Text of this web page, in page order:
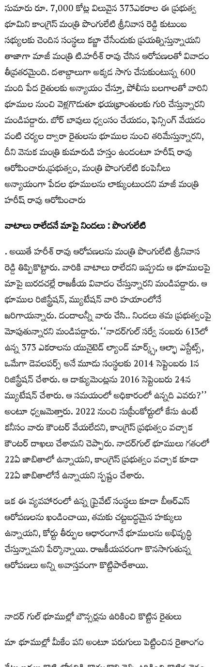
సుమారు రూ. 7,000 కోట్ల విలువైన 373ఎకరాల ఈ ప్రభుత్వ
భూమిని కాంగ్రెస్ మంత్రి పొంగులేటి శ్రీనివాస రెడ్డి కుటుంబ
సభ్యులకు చెందిన సంస్థలు కబ్జా చేసేందుకు ప్రయత్నిస్తున్నాయని
తాజాగా మాజీ మంత్రి టి.హరీశ్ రావు చేసిన ఆరోపణలతో వివాదం
తీవ్రతరమైంది. దశాబ్దాలుగా అక్కడ సాగు చేసుకుంటున్న 600
మంది పేద రైతులకు అన్యాయం చేస్తూ, పోలీసు బలగాలతో వారిని
భూముల నుంచి వెళ్లగొడుతూ భయభ్రాంతులకు గురి చేస్తున్నారని
మండిపడ్డారు. బోర్ బావులు ధ్వంసం చేయడం, ఫెన్సింగ్ వేయడం
వంటి చర్యల ద్వారా రైతులను భూముల నుంచి తరిమేస్తున్నారని,
దీని వెనుక మంత్రి కుమారుడి హస్తం ఉందంటూ హరీష్ రావు
ఆరోపించారు.ప్రభుత్వం, మంత్రి పొంగులేటి కంపెనీలు
అన్యాయంగా పేదల భూములను లాక్కుంటుందని మాజీ మంత్రి
హరీష్ రావు ఆరోపించారు
వాటాలు రాలేదనే మాపై నిందలు : పొంగులేటి
. అయితే హరీశ్ రావు ఆరోపణలను మంత్రి పొంగులేటి శ్రీనివాస
రెడ్డి తిప్పికొట్టారు. వారికి వాటాలు రాలేదని ఇప్పుడు ఆ భూములపై
మాపై బురదచల్లే రాజకీయ వివాదం చేస్తున్నారని మండిపడ్డారు. ఆ
భూముల రిజిస్ట్రేషన్‌, మ్యుటేషన్‌ వారి హయాంలోనే
జరిగాయన్నారు. దందాలన్నీ వారు చేసి.. నిందలు తమ ప్రభుత్వంపై
మోపుతున్నారని మండిపడ్డారు.‘‘నాదర్‌గుల్‌ సర్వే నంబరు 613లో
ఉన్న 373 ఎకరాలను యునైటెడ్‌ ల్యాండ్‌ మార్క్స్‌, ఆల్ఫా ఎస్టేట్స్‌,
ఒమేగా డెవలపర్స్‌ అనే మూడు సంస్థలకు 2014 సెప్టెంబరు 1న
రిజిస్ట్రేషన్‌ చేశారు. ఆ డాక్యుమెంట్లను 2016 సెప్టెంబరు 24న
మ్యుటేషన్‌ చేశారు. ఆ సమయంలో అధికారంలో ఉన్నది ఎవరు?’’
అంటూ ధ్వజమెత్తారు. 2022 నుంచి సుప్రీంకోర్టులో కేసు ఉంటే
కనీసం వారు కౌంటర్‌ వేయలేదని, కాంగ్రెస్‌ ప్రభుత్వం వచ్చాక
కౌంటర్‌ దాఖలు చేశామని చెప్పారు. నాదర్‌గుల్‌ భూములు గతంలో
22ఏ జాబితాలో ఉన్నాయని, కాంగ్రెస్‌ ప్రభుత్వం వచ్చాక కూడా
22ఏ జాబితాలోనే ఉన్నాయని స్పష్టం చేశారు.
ఇక ఈ వ్యవహారంలో ఉన్న ప్రైవేట్ సంస్థలు కూడా బీఆర్ఎస్
ఆరోపణలను ఖండించాయి, తమకు చట్టబద్ధమైన హక్కులు
ఉన్నాయని, కోర్టు తీర్పుల ఆధారంగానే భూములను అభివృద్ధి
చేస్తున్నామని పేర్కొన్నాయి. రాజకీయపరంగా కొనసాగుతున్న
ఆరోపణలు అన్ని అవాస్తవంగా కొట్టిపారేశాయి.
నాదర్ గుల్ భూముల్లో బౌన్సర్లను ఉరికించి కొట్టిన రైతులు
మా భూముల్లో మీకేం పని అంటూ పరుగులు పెట్టించిన రైతాంగం